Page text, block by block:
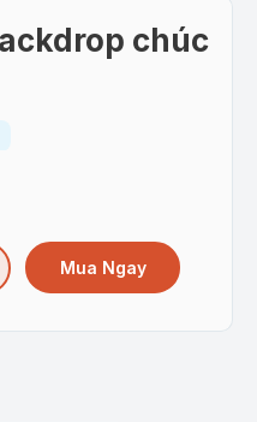
chúc
Mua Ngay